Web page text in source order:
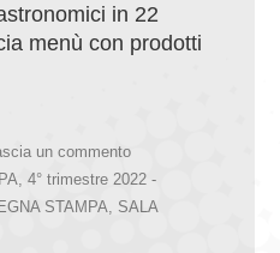
in 22
menù con prodotti
un commento
4° trimestre 2022 -
STAMPA
SALA